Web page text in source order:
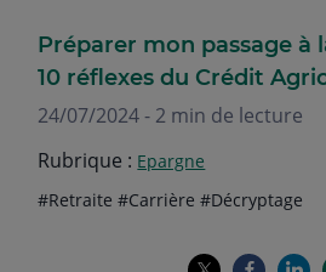
Préparer mon passage à
10 réflexes du Crédit
24/07/2024 - 2 min de lecture
Rubrique : Epargne
Thématiques
hashtag
#Retraitehashtag
#Carrièrehashtag
#Décryptage